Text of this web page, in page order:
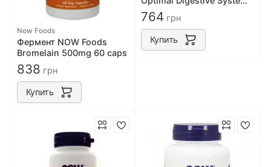
Now Foods
Фермент NOW Foods
Bromelain 500mg 60 caps
838 грн
Купить
90 caps
764 грн
Купить